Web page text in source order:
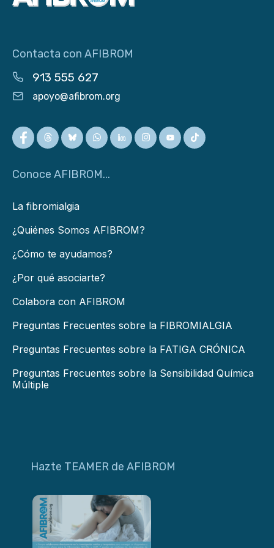
Contacta con AFIBROM
913 555 627
apoyo@afibrom.org
Conoce AFIBROM...
La fibromialgia
¿Quiénes Somos AFIBROM?
¿Cómo te ayudamos?
¿Por qué asociarte?
Colabora con AFIBROM
Preguntas Frecuentes sobre la FIBROMIALGIA
Preguntas Frecuentes sobre la FATIGA CRÓNICA
Preguntas Frecuentes sobre la Sensibilidad Química
Múltiple
Hazte TEAMER de AFIBROM